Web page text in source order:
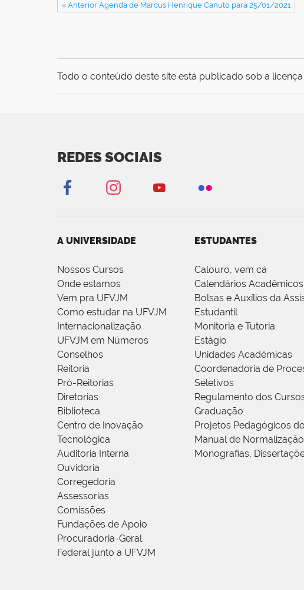
« Anterior Agenda de Marcus Henrique Canuto para 25/01/2021
Todo o conteúdo deste site está publicado sob a licença
REDES SOCIAIS
A UNIVERSIDADE
Nossos Cursos
Onde estamos
Vem pra UFVJM
Como estudar na UFVJM
Internacionalização
UFVJM em Números
Conselhos
Reitoria
Pró-Reitorias
Diretorias
Biblioteca
Centro de Inovação
Tecnológica
Auditoria Interna
Ouvidoria
Corregedoria
Assessorias
Comissões
Fundações de Apoio
Procuradoria-Geral
Federal junto a UFVJM
ESTUDANTES
Calouro, vem cá
Calendários Acadêmicos
Bolsas e Auxílios da
Estudantil
Monitoria e Tutoria
Estágio
Unidades Acadêmicas
Coordenadoria de
Seletivos
Regulamento dos
Graduação
Projetos Pedagógicos
Manual de
Monografias,